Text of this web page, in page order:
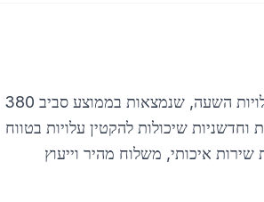
בשוק ייצור המתכת בבאר שבע והדרום נרשמת תנודתיות בעלויות חומרי הגלם, המשפיעה על מחירי הייצור ועלויות השעה, שנמצאות בממוצע סביב 380
שיכולות להקטין עלויות בטווח
איכותי, משלוח מהיר וייעוץ